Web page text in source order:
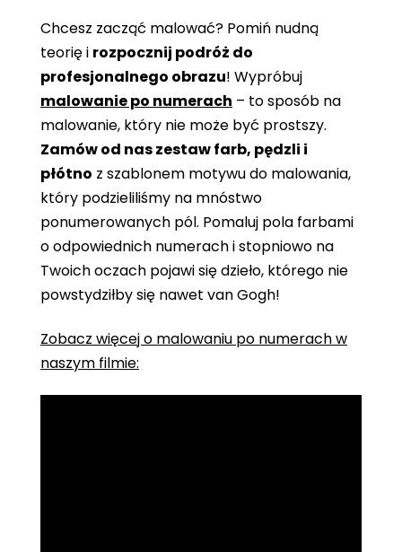
Chcesz zacząć malować? Pomiń nudną
teorię i rozpocznij podróż do
profesjonalnego obrazu! Wypróbuj
malowanie po numerach – to sposób na
malowanie, który nie może być prostszy.
Zamów od nas zestaw farb, pędzli i
płótno z szablonem motywu do malowania,
który podzieliliśmy na mnóstwo
ponumerowanych pól. Pomaluj pola farbami
o odpowiednich numerach i stopniowo na
Twoich oczach pojawi się dzieło, którego nie
powstydziłby się nawet van Gogh!
Zobacz więcej o malowaniu po numerach w
naszym filmie: